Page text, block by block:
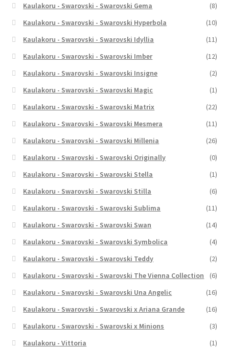
Kaulakoru - Swarovski - Swarovski Gema
(8)
Kaulakoru - Swarovski - Swarovski Hyperbola
(10)
Kaulakoru - Swarovski - Swarovski Idyllia
(11)
Kaulakoru - Swarovski - Swarovski Imber
(12)
Kaulakoru - Swarovski - Swarovski Insigne
(2)
Kaulakoru - Swarovski - Swarovski Magic
(1)
Kaulakoru - Swarovski - Swarovski Matrix
(22)
Kaulakoru - Swarovski - Swarovski Mesmera
(11)
Kaulakoru - Swarovski - Swarovski Millenia
(26)
Kaulakoru - Swarovski - Swarovski Originally
(0)
Kaulakoru - Swarovski - Swarovski Stella
(1)
Kaulakoru - Swarovski - Swarovski Stilla
(6)
Kaulakoru - Swarovski - Swarovski Sublima
(11)
Kaulakoru - Swarovski - Swarovski Swan
(14)
Kaulakoru - Swarovski - Swarovski Symbolica
(4)
Kaulakoru - Swarovski - Swarovski Teddy
(2)
Kaulakoru - Swarovski - Swarovski The Vienna Collection
(6)
Kaulakoru - Swarovski - Swarovski Una Angelic
(16)
Kaulakoru - Swarovski - Swarovski x Ariana Grande
(16)
Kaulakoru - Swarovski - Swarovski x Minions
(3)
Kaulakoru - Vittoria
(1)